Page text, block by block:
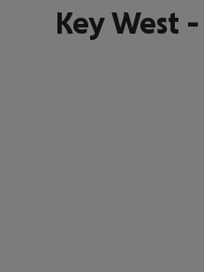
Key West